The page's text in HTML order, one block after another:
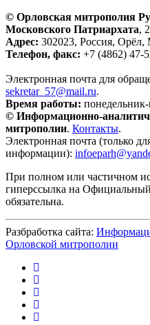
© Орловская митрополия
Московского Патриархата,
Адрес: 302023, Россия, Орёл,
Телефон, факс: +7 (4862) 47-
Электронная почта для
sekretar_57@mail.ru.
Время работы:
© Информационно-
митрополии. Контакты.
Электронная почта (только
информации):
При полном или частичном
гиперссылка на
обязательна.
Разбработка сайта:
Орловской митрополии